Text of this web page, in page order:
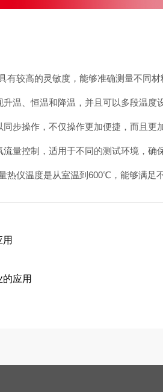
较高的灵敏度，能够准确测量不同材
温、恒温和降温，并且可以多段温度
步操作，不仅操作更加便捷，而且更
控制，适用于不同的测试环境，确
仪温度是从室温到600℃，能够满足
应用